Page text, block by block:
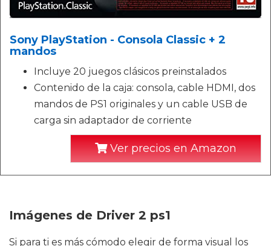
Sony PlayStation - Consola Classic + 2
mandos
Incluye 20 juegos clásicos preinstalados
Contenido de la caja: consola, cable HDMI, dos
mandos de PS1 originales y un cable USB de
carga sin adaptador de corriente
Ver precios en Amazon
Imágenes de Driver 2 ps1
Si para ti es más cómodo elegir de forma visual los